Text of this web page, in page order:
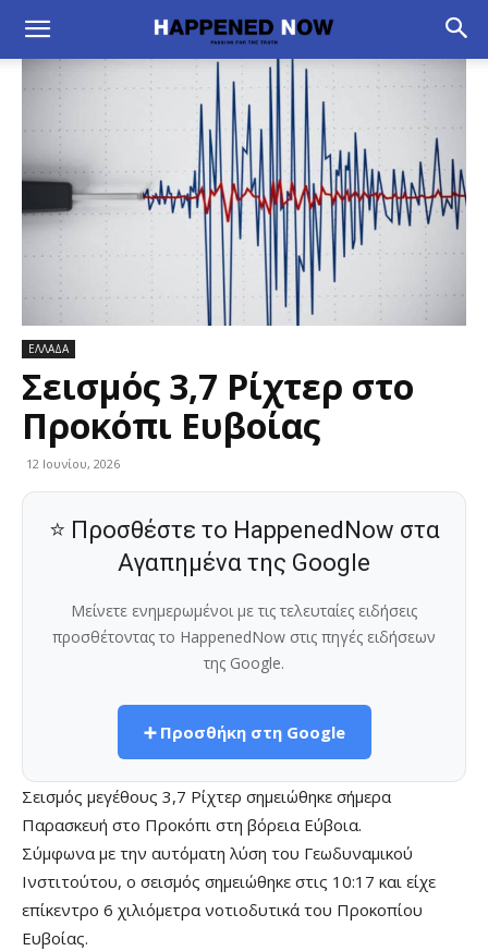
ΕΛΛΑΔΑ
Σεισμός 3,7 Ρίχτερ στο
Προκόπι Ευβοίας
12 Ιουνίου, 2026
⭐ Προσθέστε το HappenedNow στα
Αγαπημένα της Google
Μείνετε ενημερωμένοι με τις τελευταίες ειδήσεις
προσθέτοντας το HappenedNow στις πηγές ειδήσεων
της Google.
➕ Προσθήκη στη Google
Σεισμός μεγέθους 3,7 Ρίχτερ σημειώθηκε σήμερα
Παρασκευή στο Προκόπι στη βόρεια Εύβοια.
Σύμφωνα με την αυτόματη λύση του Γεωδυναμικού
Ινστιτούτου, ο σεισμός σημειώθηκε στις 10:17 και είχε
επίκεντρο 6 χιλιόμετρα νοτιοδυτικά του Προκοπίου
Ευβοίας.